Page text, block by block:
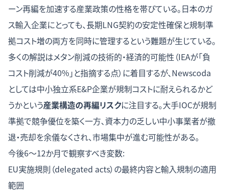
ーン再編を加速する産業政策の性格を帯びている。日本のガ
ス輸入企業にとっても、長期LNG契約の安定性確保と規制準
拠コスト増の両方を同時に管理するという難題が生じている。
多くの解説はメタン削減の技術的・経済的可能性（IEAが「負
コスト削減が40%」と指摘する点）に着目するが、Newscoda
としては中小独立系E&P企業が規制コストに耐えられるかど
うかという産業構造の再編リスクに注目する。大手IOCが規制
準拠で競争優位を築く一方、資本力の乏しい中小事業者が撤
退・売却を余儀なくされ、市場集中が進む可能性がある。
今後6〜12か月で観察すべき変数:
EU実施規則（delegated acts）の最終内容と輸入規制の適用
範囲